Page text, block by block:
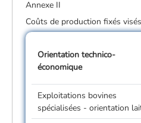
Annexe II
Coûts de production fixés
Orientationtechnico-
économique
Exploitations bovines
spécialisées - orientation